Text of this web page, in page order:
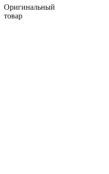
Оригинальный
товар